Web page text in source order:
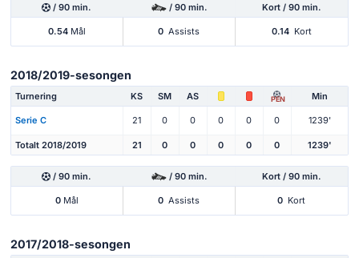
/ 90 min. / 90 min. Kort / 90 min.
0.54Mål 0 Assists 0.14 Kort
2018/2019-sesongen
Turnering KS SM AS PEN Min
Serie C 21 0 0 0 0 0 1239'
Totalt 2018/2019 21 0 0 0 0 0 1239'
/ 90 min. / 90 min. Kort / 90 min.
0Mål 0 Assists 0 Kort
2017/2018-sesongen